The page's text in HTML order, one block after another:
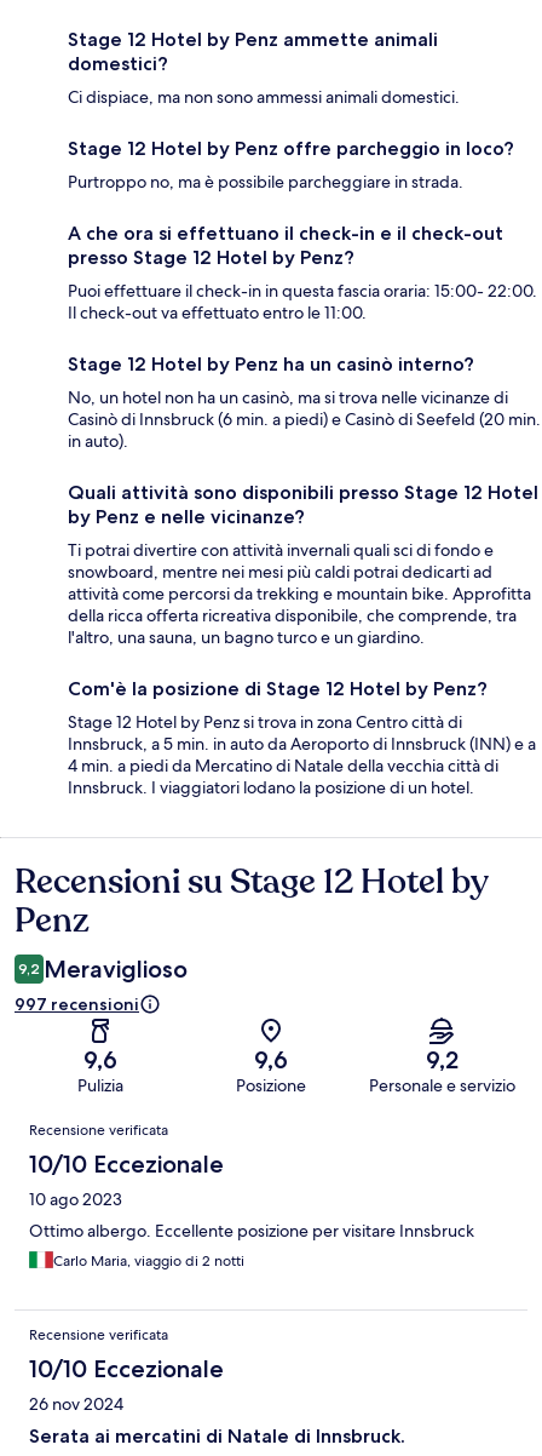
Stage 12 Hotel by Penz ammette animali
domestici?
Ci dispiace, ma non sono ammessi animali domestici.
Stage 12 Hotel by Penz offre parcheggio in loco?
Purtroppo no, ma è possibile parcheggiare in strada.
A che ora si effettuano il check-in e il check-out
presso Stage 12 Hotel by Penz?
Puoi effettuare il check-in in questa fascia oraria: 15:00- 22:00.
Il check-out va effettuato entro le 11:00.
Stage 12 Hotel by Penz ha un casinò interno?
No, un hotel non ha un casinò, ma si trova nelle vicinanze di
Casinò di Innsbruck (6 min. a piedi) e Casinò di Seefeld (20 min.
in auto).
Quali attività sono disponibili presso Stage 12 Hotel
by Penz e nelle vicinanze?
Ti potrai divertire con attività invernali quali sci di fondo e
snowboard, mentre nei mesi più caldi potrai dedicarti ad
attività come percorsi da trekking e mountain bike. Approfitta
della ricca offerta ricreativa disponibile, che comprende, tra
l'altro, una sauna, un bagno turco e un giardino.
Com'è la posizione di Stage 12 Hotel by Penz?
Stage 12 Hotel by Penz si trova in zona Centro città di
Innsbruck, a 5 min. in auto da Aeroporto di Innsbruck (INN) e a
4 min. a piedi da Mercatino di Natale della vecchia città di
Innsbruck. I viaggiatori lodano la posizione di un hotel.
Recensioni
Recensioni su Stage 12 Hotel by
Penz
9,2 Meraviglioso
997 recensioni
9,6
Pulizia
9,6
Posizione
9,2
Personale e servizio
Recensioni
Recensione verificata
10/10 Eccezionale
10 ago 2023
Ottimo albergo. Eccellente posizione per visitare Innsbruck
Carlo Maria, viaggio di 2 notti
Recensione verificata
10/10 Eccezionale
26 nov 2024
Serata ai mercatini di Natale di Innsbruck.